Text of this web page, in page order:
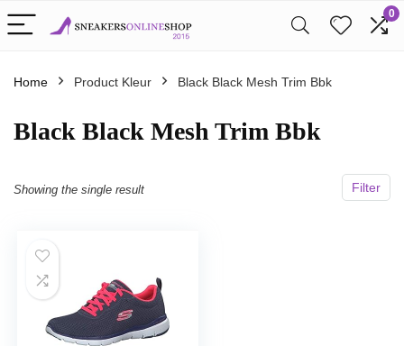
0
Home Product Kleur Black Black Mesh Trim Bbk
Black Black Mesh Trim Bbk
Filter
Showing the single result